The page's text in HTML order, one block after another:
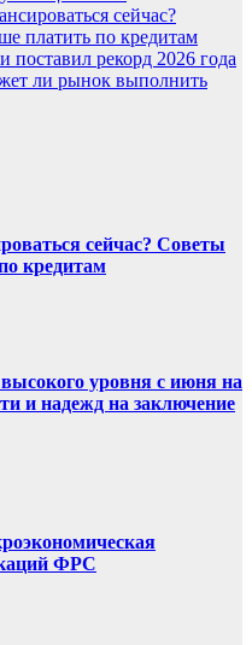
сейчас?
платить по кредитам
рекорд 2026 года
ли рынок выполнить
сейчас? Советы
кредитам
высокого уровня с июня на
и надежд на заключение
ФРС